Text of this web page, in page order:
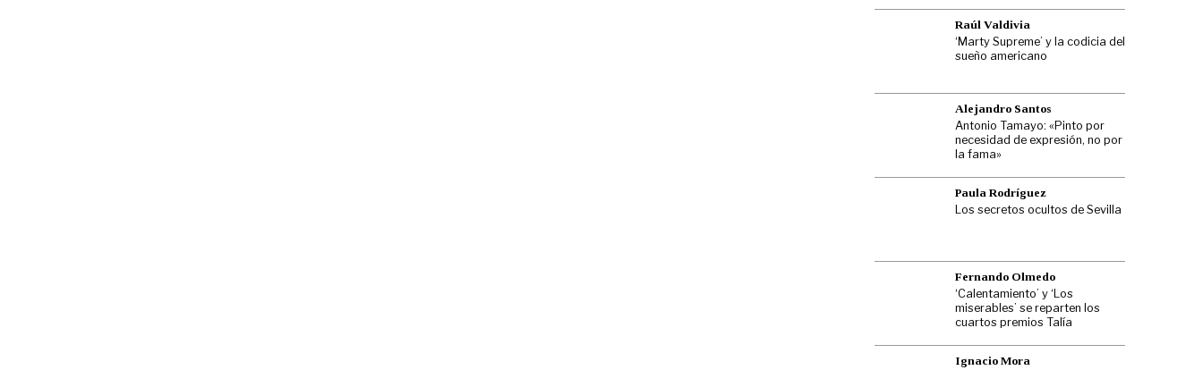
Raúl Valdivia
‘Marty Supreme’ y la codicia del
sueño americano
Alejandro Santos
Antonio Tamayo: «Pinto por
necesidad de expresión, no por
la fama»
Paula Rodríguez
Los secretos ocultos de Sevilla
Fernando Olmedo
‘Calentamiento’ y ‘Los
miserables’ se reparten los
cuartos premios Talía
Ignacio Mora